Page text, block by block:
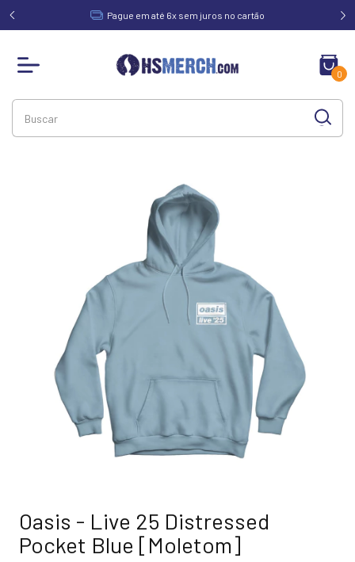
de Pague em até 6x sem juros no cartão
0
Oasis - Live 25 Distressed
Pocket Blue [Moletom]